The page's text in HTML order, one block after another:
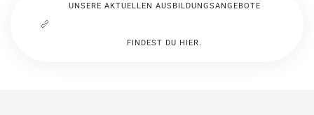
UNSERE AKTUELLEN AUSBILDUNGSANGEBOTE
FINDEST DU HIER.